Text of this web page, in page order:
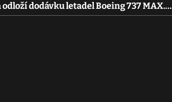
dodávku letadel Boeing 737 MAX.…